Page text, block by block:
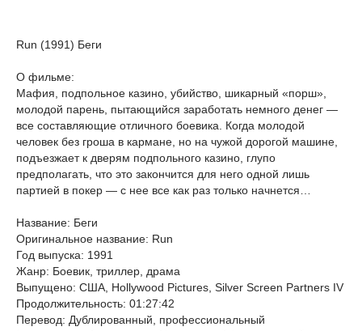
Run (1991) Беги
О фильме:
Мафия, подпольное казино, убийство, шикарный «порш»,
молодой парень, пытающийся заработать немного денег —
все составляющие отличного боевика. Когда молодой
человек без гроша в кармане, но на чужой дорогой машине,
подъезжает к дверям подпольного казино, глупо
предполагать, что это закончится для него одной лишь
партией в покер — с нее все как раз только начнется…
Название: Беги
Оригинальное название: Run
Год выпуска: 1991
Жанр: Боевик, триллер, драма
Выпущено: США, Hollywood Pictures, Silver Screen Partners IV
Продолжительность: 01:27:42
Перевод: Дублированный, профессиональный